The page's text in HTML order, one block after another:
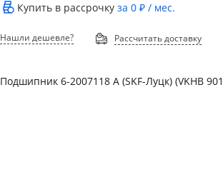
Купить в рассрочкуза0 ₽ / мес.
Нашли дешевле? Рассчитать доставку
Подшипник 6-2007118 А (SKF-Луцк) (VKHB